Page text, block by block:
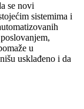
se novi
sistemima i
u
usklađeno i da